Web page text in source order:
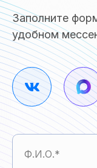
Заполните
удобном
Ф.И.О.